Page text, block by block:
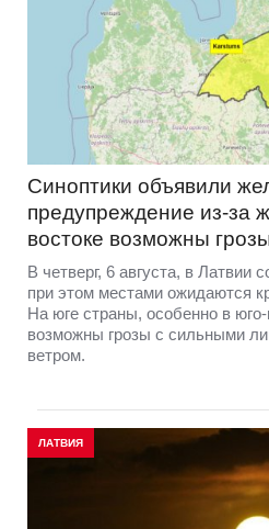
Синоптики объявили
предупреждение из-за
востоке возможны
В четверг, 6 августа, в Латвии
при этом местами ожидаются
На юге страны, особенно в
возможны грозы с сильными
ветром.
ЛАТВИЯ